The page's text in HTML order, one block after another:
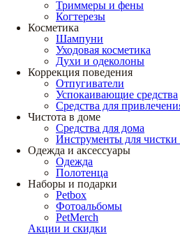
Триммеры и фены
Когтерезы
Косметика
Шампуни
Уходовая косметика
Духи и одеколоны
Коррекция поведения
Отпугиватели
Успокаивающие средства
Средства для
Чистота в доме
Средства для дома
Инструменты для чистки
Одежда и аксессуары
Одежда
Полотенца
Наборы и подарки
Petbox
Фотоальбомы
PetMerch
Акции и скидки